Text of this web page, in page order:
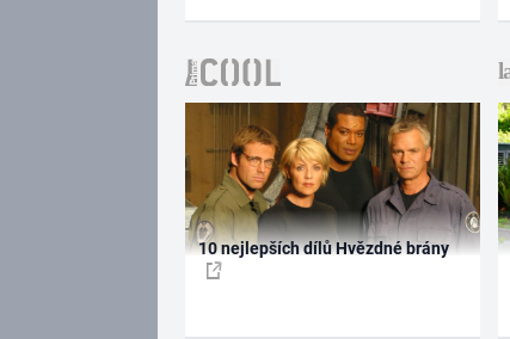
10 nejlepších dílů Hvězdné brány